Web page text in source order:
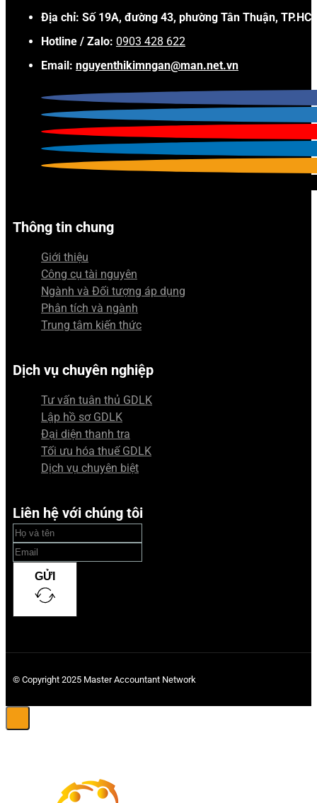
Địa chỉ: Số 19A, đường 43, phường Tân Thuận,
Hotline / Zalo: 0903 428 622
Email: nguyenthikimngan@man.net.vn
Thông tin chung
Giới thiệu
Công cụ tài nguyên
Ngành và Đối tượng áp dụng
Phân tích và ngành
Trung tâm kiến thức
Dịch vụ chuyên nghiệp
Tư vấn tuân thủ GDLK
Lập hồ sơ GDLK
Đại diện thanh tra
Tối ưu hóa thuế GDLK
Dịch vụ chuyên biệt
Liên hệ với chúng tôi
GỬI
© Copyright 2025 Master Accountant Network